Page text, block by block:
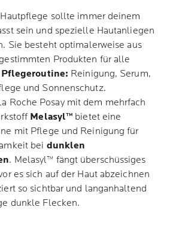
sollte immer deinem
sein und spezielle Hautanliegen
Sie besteht optimalerweise aus
Produkten für alle
Reinigung, Serum,
und Sonnenschutz.
Roche Posay mit dem mehrfach
Melasyl™ bietet eine
mit Pflege und Reinigung für
bei dunklen
. Melasyl™ fängt überschüssiges
es sich auf der Haut abzeichnen
so sichtbar und langanhaltend
dunkle Flecken.